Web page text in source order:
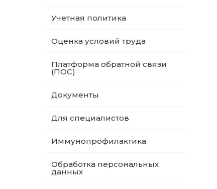
Учетная политика
Оценка условий труда
Платформа обратной связи
(ПОС)
Документы
Для специалистов
Иммунопрофилактика
Обработка персональных
данных